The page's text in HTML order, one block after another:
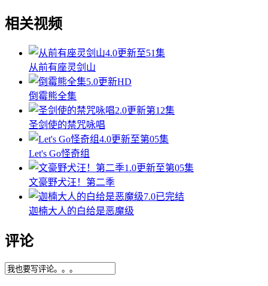
相关视频
4.0更新至51集
从前有座灵剑山
5.0更新HD
倒霉熊全集
2.0更新第12集
圣剑使的禁咒咏唱
4.0更新至第05集
Let's Go怪奇组
1.0更新至第05集
文豪野犬汪！第二季
7.0已完结
迦楠大人的白给是恶魔级
评论